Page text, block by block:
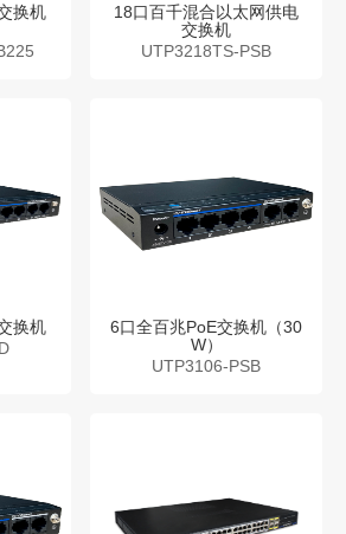
换机
18口百千混合以太网供电
交换机
UTP3218TS-PSB
换机
6口全百兆PoE交换机（30
W）
UTP3106-PSB